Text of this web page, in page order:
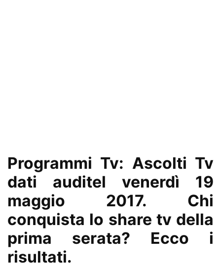
Programmi Tv: Ascolti Tv
dati auditel venerdì 19
maggio 2017. Chi
conquista lo share tv della
prima serata? Ecco i
risultati.